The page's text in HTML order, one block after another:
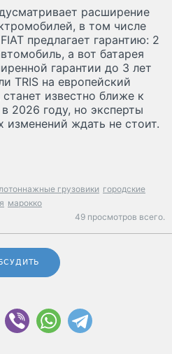
расширение
в том числе
предлагает гарантию: 2
а вот батарея
гарантии до 3 лет
TRIS на европейский
известно ближе к
2026 году, но эксперты
изменений ждать не стоит.
грузовики городские
марокко
49 просмотров всего.